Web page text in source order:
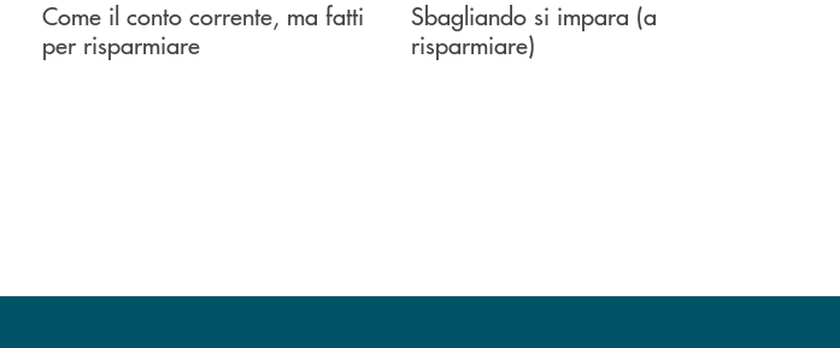
Come il conto corrente, ma fatti
per risparmiare
Sbagliando si impara (a
risparmiare)